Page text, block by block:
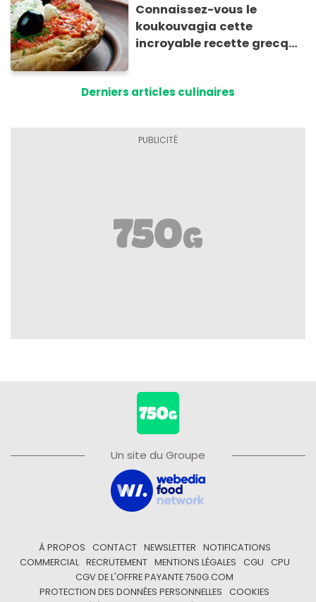
Connaissez-vous le
koukouvagia cette
incroyable recette grecque
Derniers articles culinaires
Un site du Groupe
À PROPOS CONTACT NEWSLETTER
NOTIFICATIONS
COMMERCIAL
RECRUTEMENT MENTIONS LÉGALES CGU
CPU
CGV DE L'OFFRE PAYANTE 750G.COM
PROTECTION DES DONNÉES PERSONNELLES
COOKIES